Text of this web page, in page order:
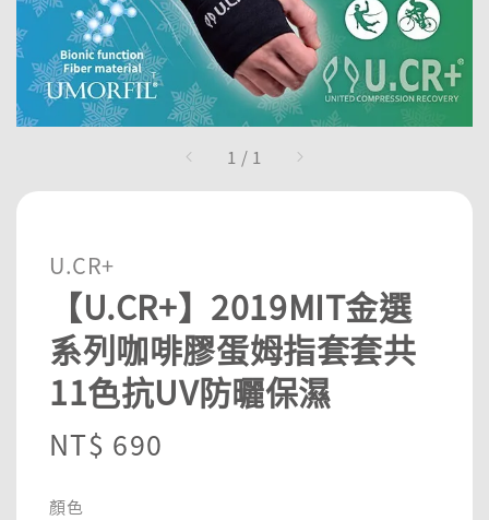
1 / 1
U.CR+
【U.CR+】2019MIT金選
系列咖啡膠蛋姆指套套共
11色抗UV防曬保濕
Regular
NT$ 690
顏色